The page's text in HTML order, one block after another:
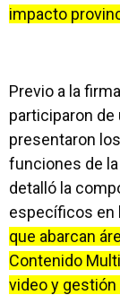
impacto
Previo a la
participaron de
presentaron
funciones de
detalló la
específicos en
que abarcan
Contenido
video y